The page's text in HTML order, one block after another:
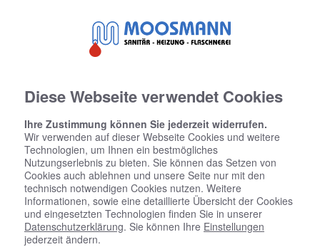
HERZLICH
WILLKOMMEN
Diese Webseite verwendet Cookies
Ihre Zustimmung können Sie jederzeit widerrufen.
Wir verwenden auf dieser Webseite Cookies und weitere
Technologien, um Ihnen ein bestmögliches
Nutzungserlebnis zu bieten. Sie können das Setzen von
Cookies auch ablehnen und unsere Seite nur mit den
technisch notwendigen Cookies nutzen. Weitere
Informationen, sowie eine detaillierte Übersicht der Cookies
und eingesetzten Technologien finden Sie in unserer
Datenschutzerklärung. Sie können Ihre Einstellungen
jederzeit ändern.